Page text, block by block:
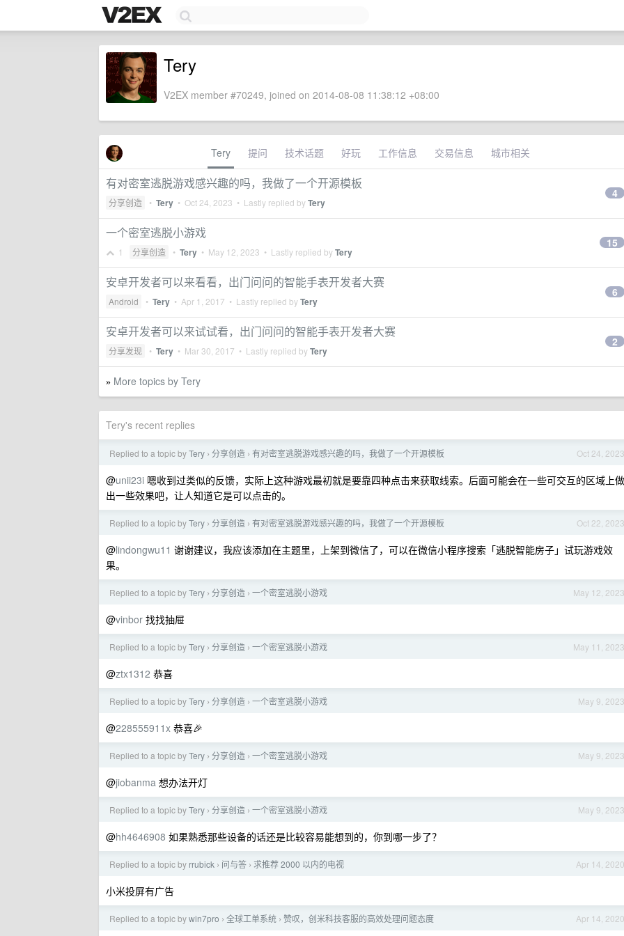
Tery
V2EX member #70249, joined on 2014-08-08 11:38:12 +08:00
Tery 提问 技术话题 好玩 工作信息 交易信息 城市相关
有对密室逃脱游戏感兴趣的吗，我做了一个开源模板
分享创造 • Tery • Oct 24, 2023 • Lastly replied byTery
4
一个密室逃脱小游戏
1 分享创造 • Tery • May 12, 2023 • Lastly replied byTery
15
安卓开发者可以来看看，出门问问的智能手表开发者大赛
Android • Tery • Apr 1, 2017 • Lastly replied byTery
6
安卓开发者可以来试试看，出门问问的智能手表开发者大赛
分享发现 • Tery • Mar 30, 2017 • Lastly replied byTery
2
» More topics by Tery
Tery's recent replies
Oct 24, 2023
Replied to a topic byTery › 分享创造 › 有对密室逃脱游戏感兴趣的吗，我做了一个开源模板
@unii23i 嗯收到过类似的反馈，实际上这种游戏最初就是要靠四种点击来获取线索。后面可能会在一些可交互的区域上做
出一些效果吧，让人知道它是可以点击的。
Oct 22, 2023
Replied to a topic byTery › 分享创造 › 有对密室逃脱游戏感兴趣的吗，我做了一个开源模板
@lindongwu11 谢谢建议，我应该添加在主题里，上架到微信了，可以在微信小程序搜索「逃脱智能房子」试玩游戏效
果。
May 12, 2023
Replied to a topic byTery › 分享创造 › 一个密室逃脱小游戏
@vinbor 找找抽屉
May 11, 2023
Replied to a topic byTery › 分享创造 › 一个密室逃脱小游戏
@ztx1312 恭喜
May 9, 2023
Replied to a topic byTery › 分享创造 › 一个密室逃脱小游戏
@228555911x 恭喜🎉
May 9, 2023
Replied to a topic byTery › 分享创造 › 一个密室逃脱小游戏
@jiobanma 想办法开灯
May 9, 2023
Replied to a topic byTery › 分享创造 › 一个密室逃脱小游戏
@hh4646908 如果熟悉那些设备的话还是比较容易能想到的，你到哪一步了？
Apr 14, 2020
Replied to a topic by rrubick › 问与答 › 求推荐 2000 以内的电视
小米投屏有广告
Apr 14, 2020
Replied to a topic bywin7pro › 全球工单系统 › 赞叹，创米科技客服的高效处理问题态度